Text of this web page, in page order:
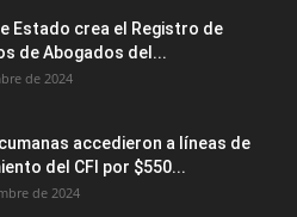
Estado crea el Registro de
de Abogados del...
de 2024
accedieron a líneas de
del CFI por $550...
de 2024